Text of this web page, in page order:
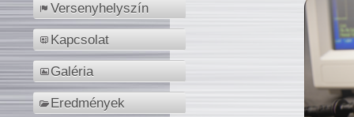
Versenyhelyszín
Kapcsolat
Galéria
Eredmények